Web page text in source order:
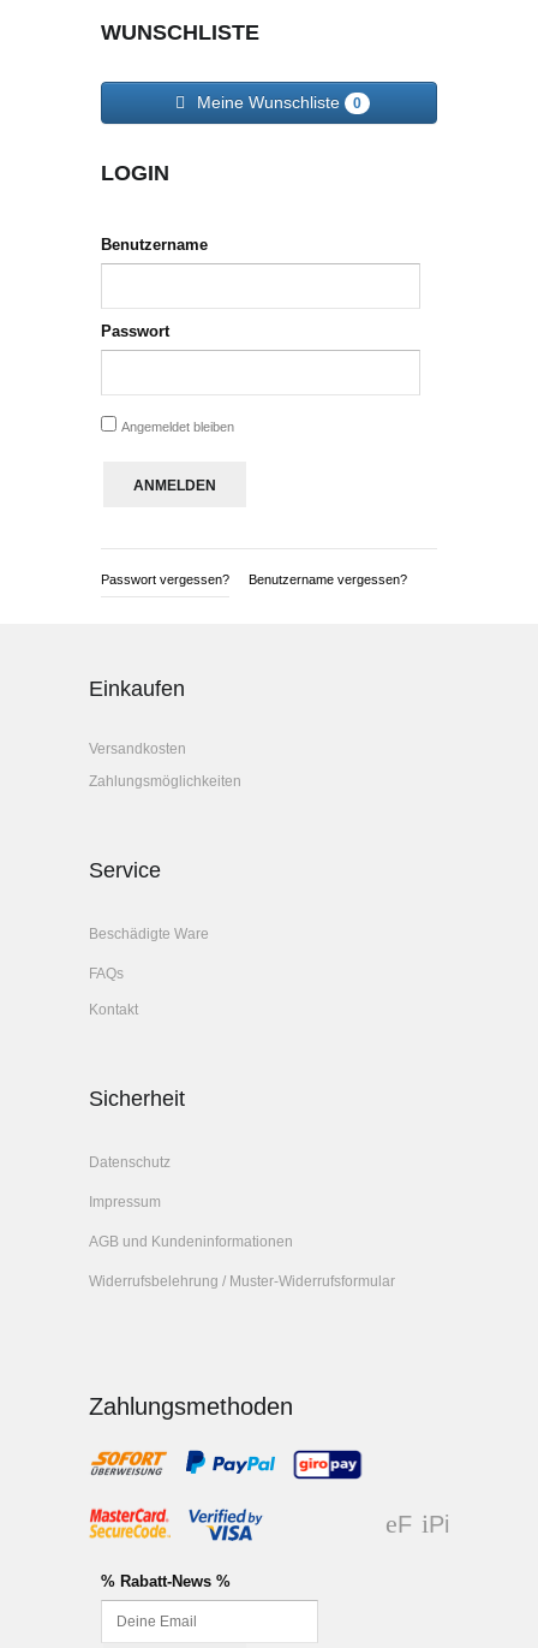
WUNSCHLISTE
Meine Wunschliste 0
LOGIN
Benutzername
Passwort
Angemeldet bleiben
Passwort vergessen? Benutzername vergessen?
Einkaufen
Versandkosten
Zahlungsmöglichkeiten
Service
Beschädigte Ware
FAQs
Kontakt
Sicherheit
Datenschutz
Impressum
AGB und Kundeninformationen
Widerrufsbelehrung / Muster-Widerrufsformular
Zahlungsmethoden
F
Pi
% Rabatt-News %